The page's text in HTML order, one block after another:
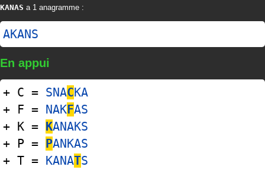
KANAS a 1 anagramme :
AKANS
En appui
+ C = SNACKA
+ F = NAKFAS
+ K = KANAKS
+ P = PANKAS
+ T = KANATS